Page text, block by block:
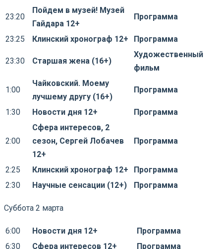
23:20
Пойдем в музей! Музей
Гайдара 12+
Программа
23:25 Клинский хронограф 12+ Программа
23:30 Старшая жена (16+)
Художественный
фильм
1:00
Чайковский. Моему
лучшему другу (16+)
Программа
1:30 Новости дня 12+ Программа
2:00
Сфера интересов, 2
сезон, Сергей Лобачев
12+
Программа
2:25 Клинский хронограф 12+
Программа
2:30
Научные сенсации (12+) Программа
Суббота 2 марта
6:00 Новости дня 12+
Программа
6:30
Сфера интересов 12+ Программа